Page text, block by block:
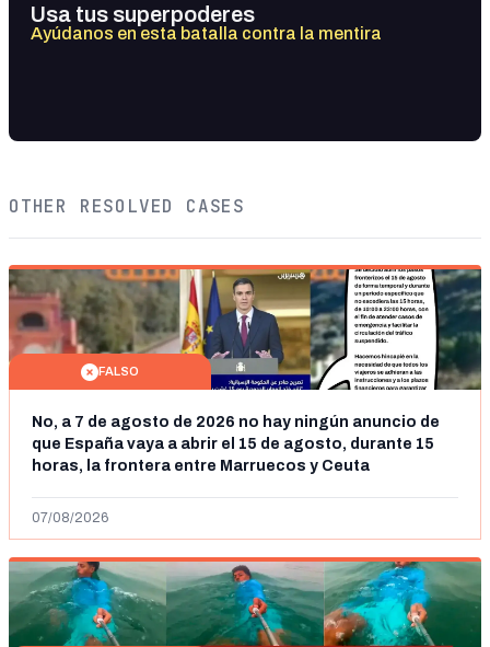
Usa tus superpoderes
Ayúdanos en esta batalla contra la mentira
OTHER RESOLVED CASES
FALSO
No, a 7 de agosto de 2026 no hay ningún anuncio de
que España vaya a abrir el 15 de agosto, durante 15
horas, la frontera entre Marruecos y Ceuta
07/08/2026